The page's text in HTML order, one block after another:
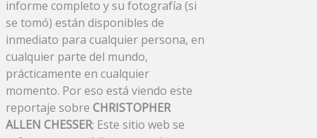
informe completo y su fotografía (si
se tomó) están disponibles de
inmediato para cualquier persona, en
cualquier parte del mundo,
prácticamente en cualquier
momento. Por eso está viendo este
reportaje sobre CHRISTOPHER
ALLEN CHESSER; Este sitio web se